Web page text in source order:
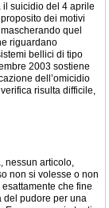
il suicidio del 4 aprile
dei motivi
quel
riguardano
bellici di tipo
2003 sostiene
dell’omicidio
risulta difficile,
nessun articolo,
non si volesse o non
che fine
del pudore per una